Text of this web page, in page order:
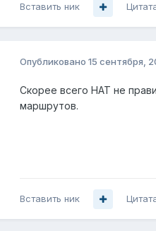
Вставить ник
Опубликовано 15 сентября,
Скорее всего НАТ не
маршрутов.
Вставить ник